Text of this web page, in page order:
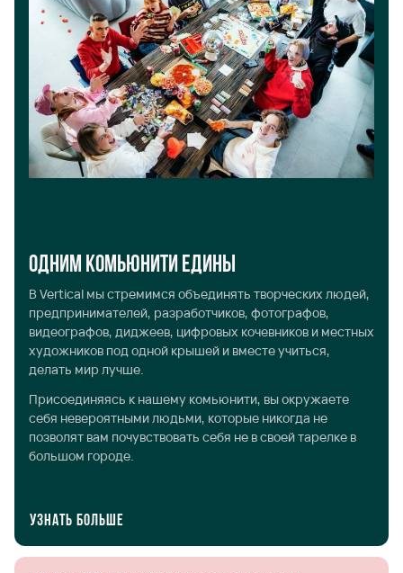
Одним комьюнити едины
В Vertical мы стремимся объединять творческих людей,
предпринимателей, разработчиков, фотографов,
видеографов, диджеев, цифровых кочевников и местных
художников под одной крышей и вместе учиться,
делать мир лучше.
Присоединяясь к нашему комьюнити, вы окружаете
себя невероятными людьми, которые никогда не
позволят вам почувствовать себя не в своей тарелке в
большом городе.
Узнать больше